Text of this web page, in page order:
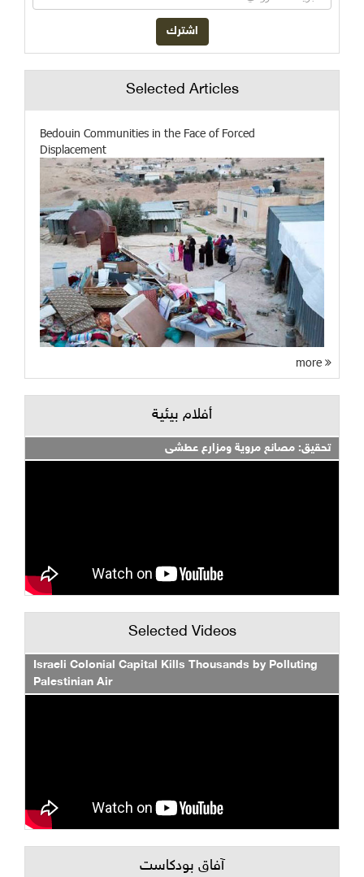
Selected Articles
Bedouin Communities in the Face of Forced
Displacement
أفلام بيئية
تحقيق: مصانع مروية ومزارع عطشى
Selected Videos
Israeli Colonial Capital Kills Thousands by Polluting
Palestinian Air
آفاق بودكاست